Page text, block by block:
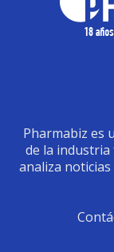
Pharmabiz es
de la industria
analiza noticias